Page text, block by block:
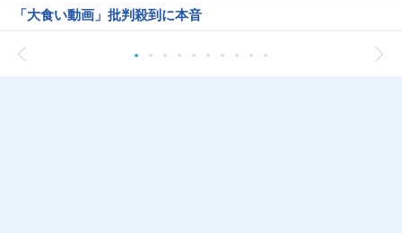
「大食い動画」批判殺到に本音